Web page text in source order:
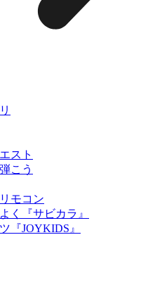
スト
こう
モコン
く『サビカラ』
『JOYKIDS』